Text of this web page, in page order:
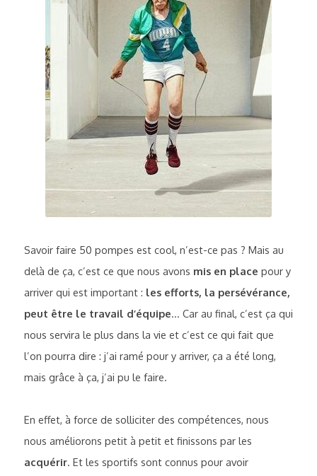
Savoir faire 50 pompes est cool, n’est-ce pas ? Mais au
delà de ça, c’est ce que nous avons mis en place pour y
arriver qui est important : les efforts, la persévérance,
peut être le travail d’équipe... Car au final, c’est ça qui
nous servira le plus dans la vie et c’est ce qui fait que
l’on pourra dire : j’ai ramé pour y arriver, ça a été long,
mais grâce à ça, j’ai pu le faire.
En effet, à force de solliciter des compétences, nous
nous améliorons petit à petit et finissons par les
acquérir. Et les sportifs sont connus pour avoir